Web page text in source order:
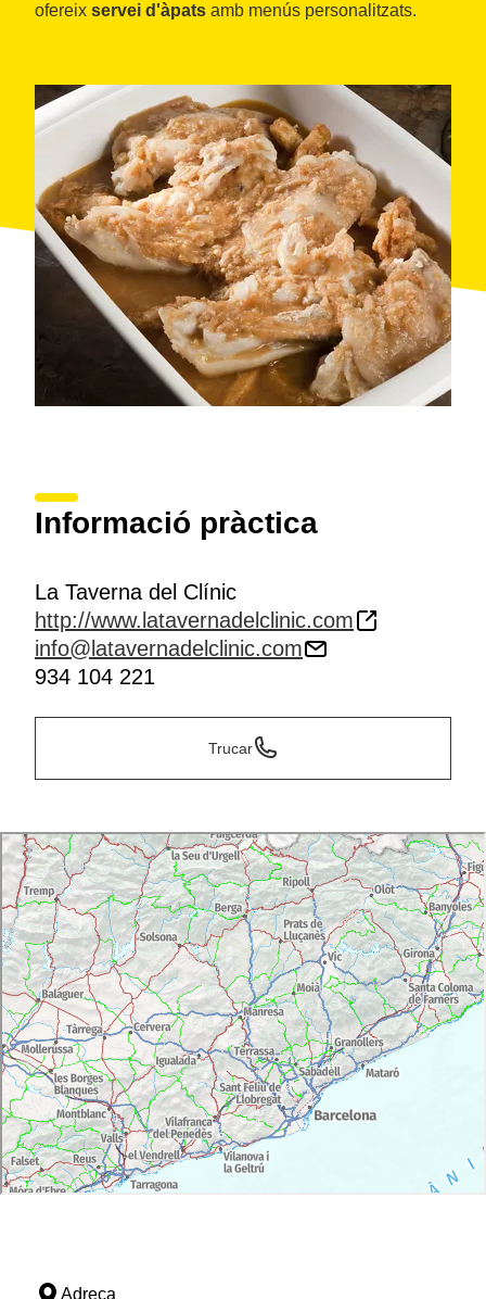
ofereix servei d'àpats amb menús personalitzats.
Informació pràctica
La Taverna del Clínic
http://www.latavernadelclinic.com
info@latavernadelclinic.com
934 104 221
Trucar
Adreça